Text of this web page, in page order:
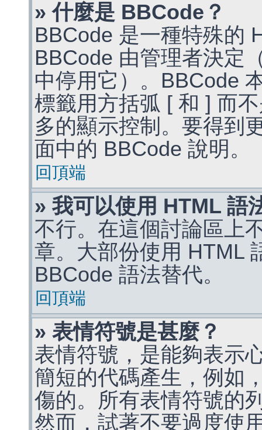
» 什麼是 BBCode？
BBCode 是一種特殊的
BBCode 由管理者決定
中停用它）。BBCode
標籤用方括弧 [ 和 ] 而
多的顯示控制。要得到
面中的 BBCode 說明。
回頂端
» 我可以使用 HTML 語
不行。在這個討論區上
章。大部份使用 HTML
BBCode 語法替代。
回頂端
» 表情符號是甚麼？
表情符號，是能夠表示
簡短的代碼產生，例如
傷的。所有表情符號的
然而，試著不要過度使